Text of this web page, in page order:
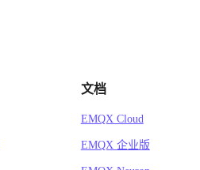
文档
EMQX Cloud
EMQX 企业版